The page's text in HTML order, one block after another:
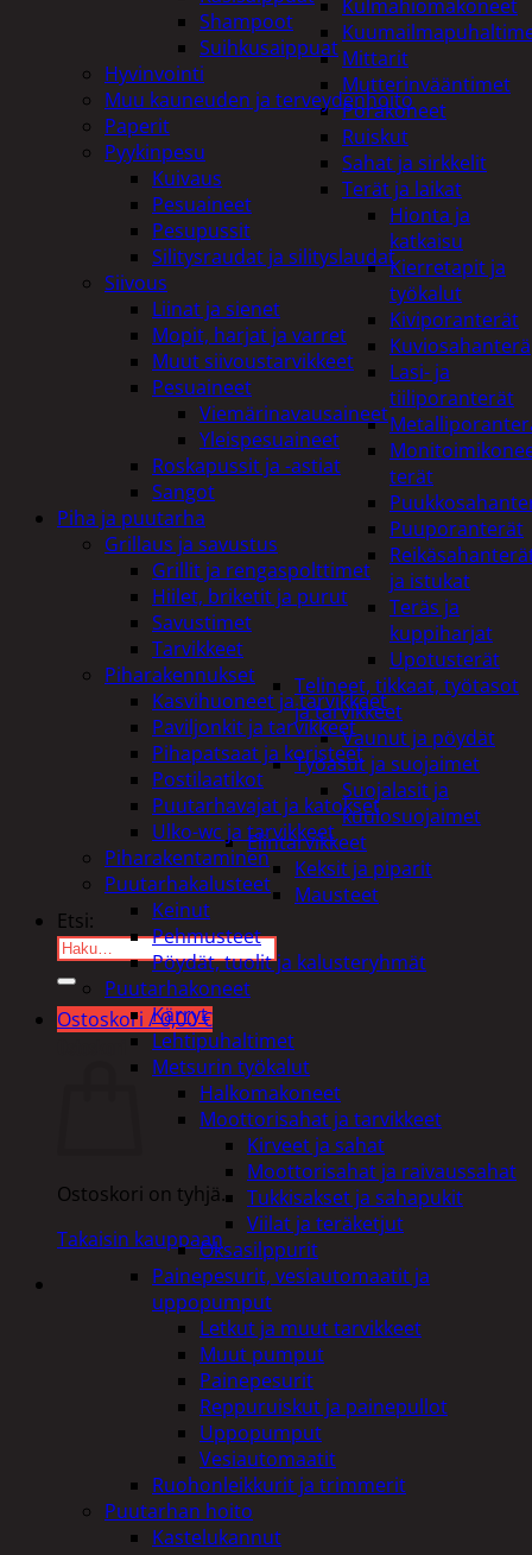
Kulmahiomakoneet
Mittarit
Mutterinvääntimet
Porakoneet
Ruiskut
Sahat ja sirkkelit
Terät ja laikat
Hionta ja
katkaisu
Kierretapit ja
työkalut
Kiviporanterät
Kuviosahanterä
Lasi- ja
tiiliporanterät
terät
Puuporanterät
ja istukat
Teräs ja
kuppiharjat
Upotusterät
Telineet, tikkaat, työtasot
ja tarvikkeet
Vaunut ja pöydät
Työasut ja suojaimet
Suojalasit ja
kuulosuojaimet
Elintarvikkeet
Keksit ja piparit
Mausteet
Etsi:
Ostoskori /0,00€
Ostoskori on tyhjä.
Takaisin kauppaan
Shampoot
Suihkusaippuat
Hyvinvointi
Muu kauneuden ja terveydenhoito
Paperit
Pyykinpesu
Kuivaus
Pesuaineet
Pesupussit
Silitysraudat ja silityslaudat
Siivous
Liinat ja sienet
Mopit, harjat ja varret
Muut siivoustarvikkeet
Pesuaineet
Viemärinavausaineet
Yleispesuaineet
Roskapussit ja -astiat
Sangot
Piha ja puutarha
Grillaus ja savustus
Grillit ja rengaspolttimet
Hiilet, briketit ja purut
Savustimet
Tarvikkeet
Piharakennukset
Kasvihuoneet ja tarvikkeet
Paviljonkit ja tarvikkeet
Pihapatsaat ja koristeet
Postilaatikot
Puutarhavajat ja katokset
Ulko-wc ja tarvikkeet
Piharakentaminen
Puutarhakalusteet
Keinut
Pehmusteet
Pöydät, tuolit ja kalusteryhmät
Puutarhakoneet
Kärryt
Lehtipuhaltimet
Metsurin työkalut
Halkomakoneet
Moottorisahat ja tarvikkeet
Kirveet ja sahat
Moottorisahat ja raivaussahat
Tukkisakset ja sahapukit
Viilat ja teräketjut
Oksasilppurit
Painepesurit, vesiautomaatit ja
uppopumput
Letkut ja muut tarvikkeet
Muut pumput
Painepesurit
Reppuruiskut ja painepullot
Uppopumput
Vesiautomaatit
Ruohonleikkurit ja trimmerit
Puutarhan hoito
Kastelukannut